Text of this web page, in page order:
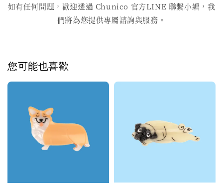
如有任何問題，歡迎透過 Chunico 官方LINE 聯繫小編，我
們將為您提供專屬諮詢與服務。
您可能也喜歡